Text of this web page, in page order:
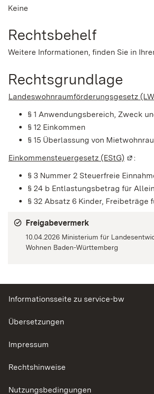
Keine
Rechtsbehelf
Weitere Informationen, finden Sie in
Rechtsgrundlage
Landeswohnraumförderungsgesetz
§ 1 Anwendungsbereich, Zweck
§ 12 Einkommen
§ 15 Überlassung von
Einkommensteuergesetz (EStG) (Wird
:
§ 3 Nummer 2 Steuerfreie
§ 24 b Entlastungsbetrag für
§ 32 Absatz 6 Kinder, Freibeträge
Freigabevermerk
10.04.2026 Ministerium für
Wohnen Baden-Württemberg
Informationsseite zu service-bw
Übersetzungen
Impressum
Rechtshinweise
Nutzungsbedingungen